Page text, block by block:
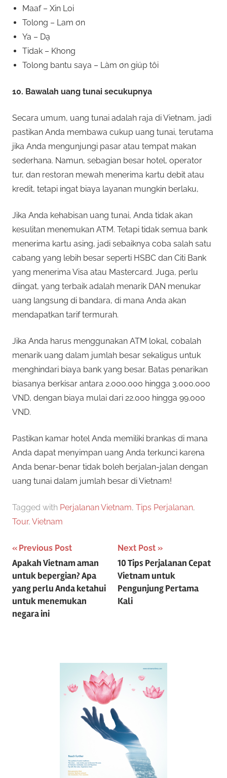
Maaf – Xin Loi
Tolong – Lam ơn
Ya – Dạ
Tidak – Khong
Tolong bantu saya – Làm ơn giúp tôi
10. Bawalah uang tunai secukupnya
Secara umum, uang tunai adalah raja di Vietnam, jadi
pastikan Anda membawa cukup uang tunai, terutama
jika Anda mengunjungi pasar atau tempat makan
sederhana. Namun, sebagian besar hotel, operator
tur, dan restoran mewah menerima kartu debit atau
kredit, tetapi ingat biaya layanan mungkin berlaku,
Jika Anda kehabisan uang tunai, Anda tidak akan
kesulitan menemukan ATM. Tetapi tidak semua bank
menerima kartu asing, jadi sebaiknya coba salah satu
cabang yang lebih besar seperti HSBC dan Citi Bank
yang menerima Visa atau Mastercard. Juga, perlu
diingat, yang terbaik adalah menarik DAN menukar
uang langsung di bandara, di mana Anda akan
mendapatkan tarif termurah.
Jika Anda harus menggunakan ATM lokal, cobalah
menarik uang dalam jumlah besar sekaligus untuk
menghindari biaya bank yang besar. Batas penarikan
biasanya berkisar antara 2.000.000 hingga 3.000.000
VND, dengan biaya mulai dari 22.000 hingga 99.000
VND.
Pastikan kamar hotel Anda memiliki brankas di mana
Anda dapat menyimpan uang Anda terkunci karena
Anda benar-benar tidak boleh berjalan-jalan dengan
uang tunai dalam jumlah besar di Vietnam!
Tagged with Perjalanan Vietnam, Tips Perjalanan,
Tour, Vietnam
P
o
s
t
Previous Post
Apakah Vietnam aman
untuk bepergian? Apa
yang perlu Anda ketahui
untuk menemukan
negara ini
Next Post
10 Tips Perjalanan Cepat
Vietnam untuk
Pengunjung Pertama
Kali